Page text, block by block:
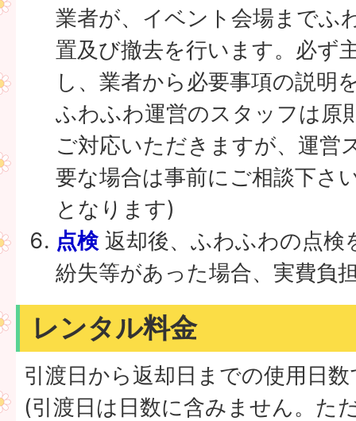
業者が、イベント会場までふ
置及び撤去を行います。必ず
し、業者から必要事項の説明
ふわふわ運営のスタッフは原
ご対応いただきますが、運営
要な場合は事前にご相談下さ
となります)
点検 返却後、ふわふわの点検
紛失等があった場合、実費負
レンタル料金
引渡日から返却日までの使用日
(引渡日は日数に含みません。た